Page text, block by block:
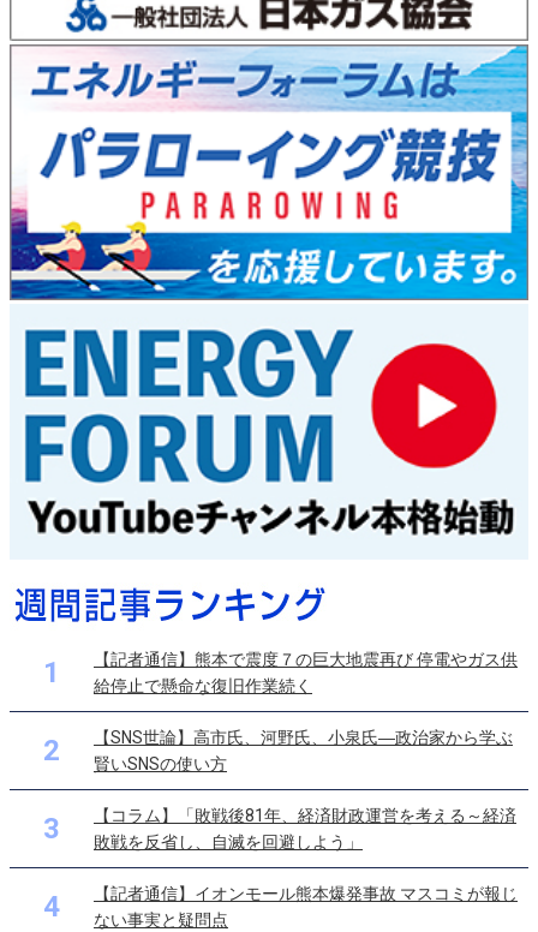
1
【記者通信】熊本で震度７の巨大地震再び 停電やガス供
給停止で懸命な復旧作業続く
2
【SNS世論】高市氏、河野氏、小泉氏―政治家から学ぶ
賢いSNSの使い方
3
【コラム】「敗戦後81年、経済財政運営を考える～経済
敗戦を反省し、自滅を回避しよう」
4
【記者通信】イオンモール熊本爆発事故 マスコミが報じ
ない事実と疑問点